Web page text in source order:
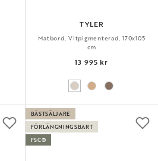
TYLER
Matbord, Vitpigmenterad, 170x105
cm
13 995 kr
BÄSTSÄLJARE
FÖRLÄNGNINGSBART
FSC®